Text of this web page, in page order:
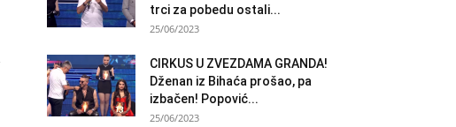
trci za pobedu ostali...
25/06/2023
CIRKUS U ZVEZDAMA GRANDA!
Dženan iz Bihaća prošao, pa
izbačen! Popović...
25/06/2023